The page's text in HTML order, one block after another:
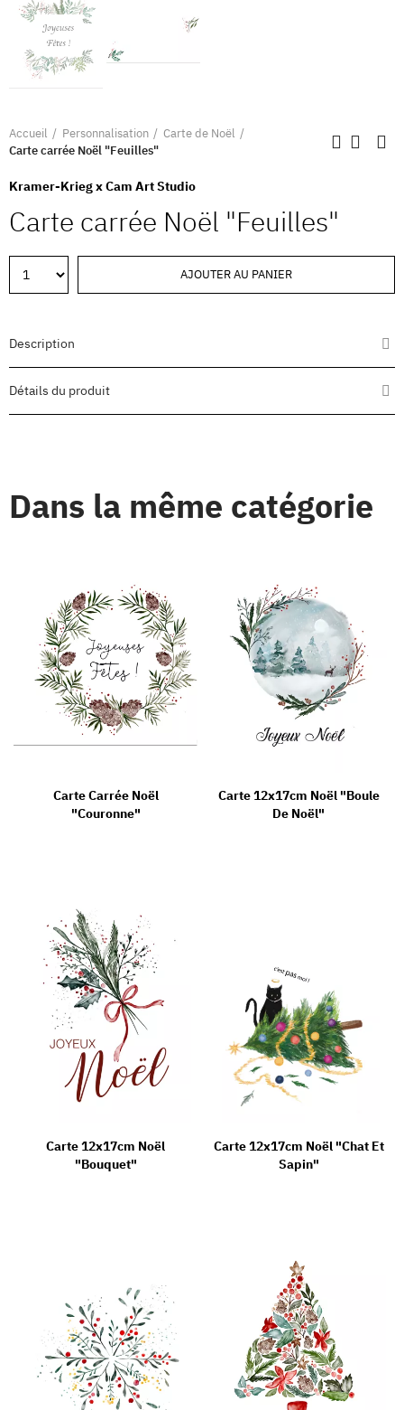
Accueil Personnalisation
Carte de Noël
Carte carrée Noël "Feuilles"
Kramer-Krieg x Cam Art Studio
Carte carrée Noël "Feuilles"
AJOUTER AU PANIER
Description
Détails du produit
Dans la même catégorie
Carte Carrée Noël
"Couronne"
Carte 12x17cm Noël "Boule
De Noël"
Carte 12x17cm Noël
"Bouquet"
Carte 12x17cm Noël "Chat Et
Sapin"